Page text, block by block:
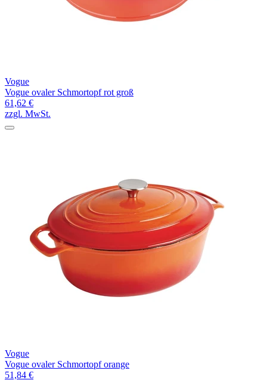
Vogue
Vogue ovaler Schmortopf rot groß
61,62 €
zzgl. MwSt.
Vogue
Vogue ovaler Schmortopf orange
51,84 €